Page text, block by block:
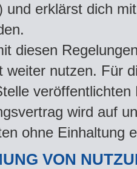
und erklärst dich
diesen
weiter nutzen. Für
veröffentlichten
wird auf
ohne Einhaltung
VON